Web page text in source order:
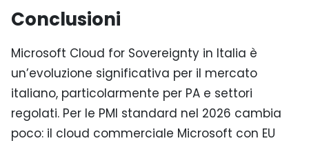
Conclusioni
Microsoft Cloud for Sovereignty in Italia è
un’evoluzione significativa per il mercato
italiano, particolarmente per PA e settori
regolati. Per le PMI standard nel 2026 cambia
poco: il cloud commerciale Microsoft con EU